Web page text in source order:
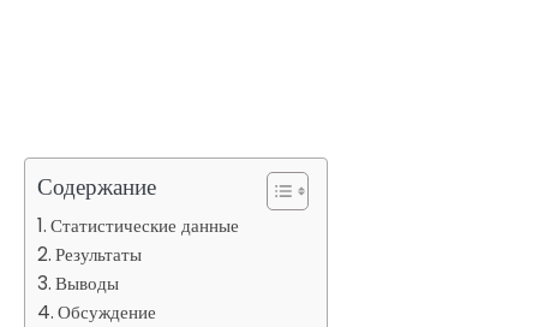
Содержание
Статистические данные
Результаты
Выводы
Обсуждение